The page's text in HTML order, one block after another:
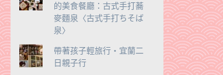
的美食餐廳：古式手打蕎
麥麵泉〈古式手打ちそば
泉〉
帶著孩子輕旅行‧宜蘭二
日親子行